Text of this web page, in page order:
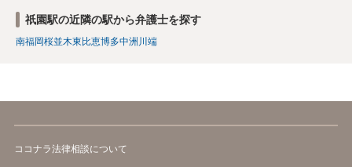
祇園駅の近隣の駅から弁護士を探す
南福岡桜並木東比恵博多中洲川端
ココナラ法律相談について